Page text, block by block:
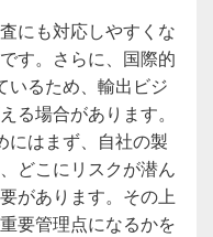
にも対応しやすくな
す。さらに、国際的
いるため、輸出ビジ
る場合があります。
にはまず、自社の製
どこにリスクが潜ん
があります。その上
要管理点になるかを